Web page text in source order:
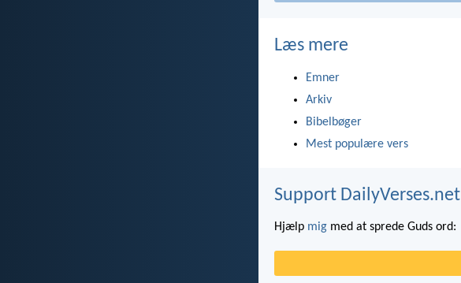
Læs mere
Emner
Arkiv
Bibelbøger
Mest populære vers
Support DailyVerses.net
Hjælp mig med at sprede Guds ord: